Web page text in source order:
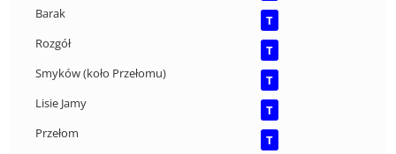
Barak
T
Rozgół
T
Smyków (koło Przełomu)
T
Lisie Jamy
T
Przełom
T